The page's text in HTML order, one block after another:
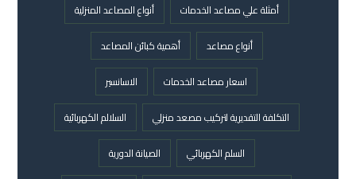
أمثلة علي مصاعد الخدمات
أنواع المصاعد المنزلية
أنواع مصاعد
أهمية كبائن المصاعد
اسعار مصاعد الخدمات
الاسانسير
التكلفة التقديرية لتركيب مصعد منزلي
السلالم الكهربائية
السلم الكهربائي
الصيانة الدورية